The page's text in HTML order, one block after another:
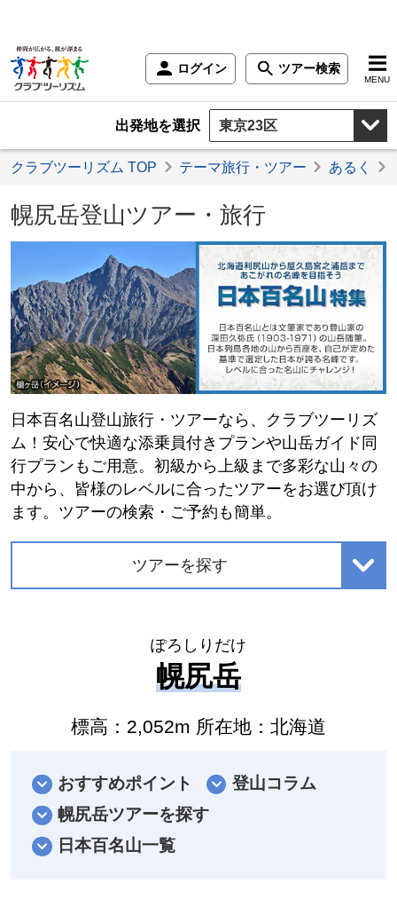
ログイン ツアー検索
MENU
出発地を選択
クラブツーリズム TOP テーマ旅行・ツアー あるく
幌尻岳登山ツアー・旅行
日本百名山登山旅行・ツアーなら、クラブツーリズ
ム！安心で快適な添乗員付きプランや山岳ガイド同
行プランもご用意。初級から上級まで多彩な山々の
中から、皆様のレベルに合ったツアーをお選び頂け
ます。ツアーの検索・ご予約も簡単。
ツアーを探す
ぽろしりだけ
幌尻岳
標高：2,052m 所在地：北海道
おすすめポイント
登山コラム
幌尻岳ツアーを探す
日本百名山一覧